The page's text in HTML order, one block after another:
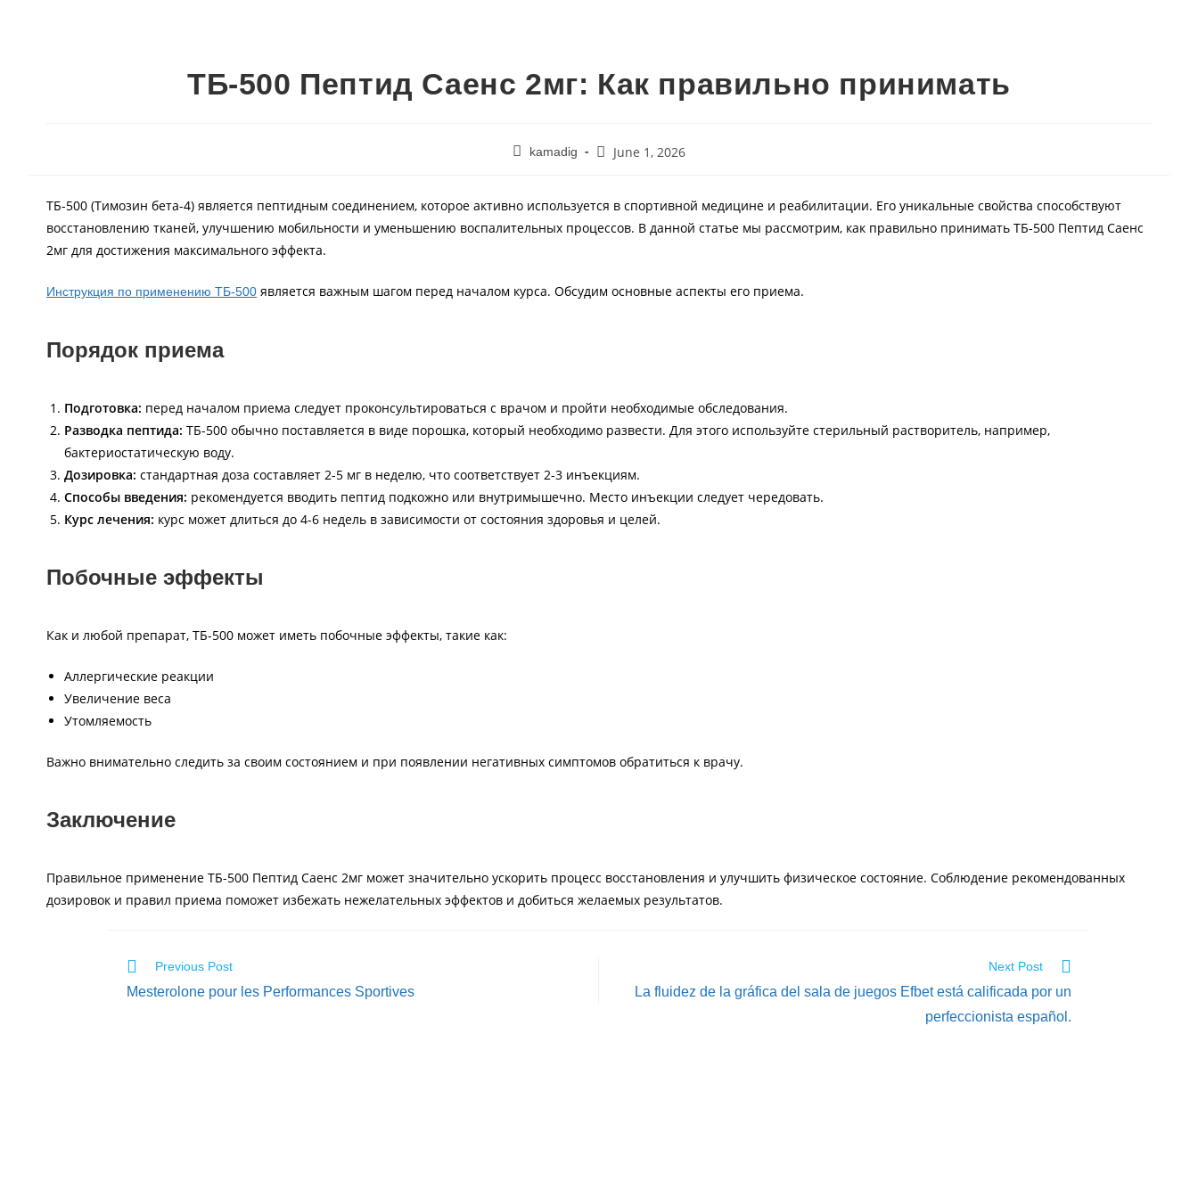
ТБ-500 Пептид Саенс 2мг: Как правильно принимать
kamadig June 1, 2026
ТБ-500 (Тимозин бета-4) является пептидным соединением, которое активно используется в спортивной медицине и реабилитации. Его уникальные свойства способствуют
восстановлению тканей, улучшению мобильности и уменьшению воспалительных процессов. В данной статье мы рассмотрим, как правильно принимать ТБ-500 Пептид Саенс
2мг для достижения максимального эффекта.
Инструкция по применению ТБ-500 является важным шагом перед началом курса. Обсудим основные аспекты его приема.
Порядок приема
Подготовка: перед началом приема следует проконсультироваться с врачом и пройти необходимые обследования.
Разводка пептида: ТБ-500 обычно поставляется в виде порошка, который необходимо развести. Для этого используйте стерильный растворитель, например,
бактериостатическую воду.
Дозировка: стандартная доза составляет 2-5 мг в неделю, что соответствует 2-3 инъекциям.
Способы введения: рекомендуется вводить пептид подкожно или внутримышечно. Место инъекции следует чередовать.
Курс лечения: курс может длиться до 4-6 недель в зависимости от состояния здоровья и целей.
Побочные эффекты
Как и любой препарат, ТБ-500 может иметь побочные эффекты, такие как:
Аллергические реакции
Увеличение веса
Утомляемость
Важно внимательно следить за своим состоянием и при появлении негативных симптомов обратиться к врачу.
Заключение
Правильное применение ТБ-500 Пептид Саенс 2мг может значительно ускорить процесс восстановления и улучшить физическое состояние. Соблюдение рекомендованных
дозировок и правил приема поможет избежать нежелательных эффектов и добиться желаемых результатов.
Previous Post
Mesterolone pour les Performances Sportives
Next Post
La fluidez de la gráfica del sala de juegos Efbet está calificada por un
perfeccionista español.